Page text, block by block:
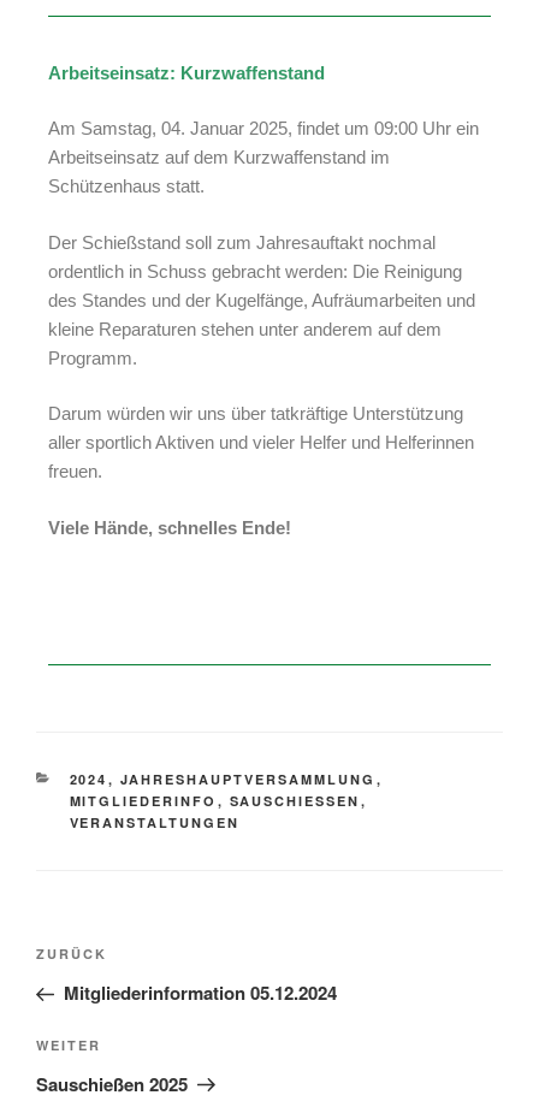
Arbeitseinsatz: Kurzwaffenstand
Am Samstag, 04. Januar 2025, findet um 09:00 Uhr ein
Arbeitseinsatz auf dem Kurzwaffenstand im
Schützenhaus statt.
Der Schießstand soll zum Jahresauftakt nochmal
ordentlich in Schuss gebracht werden: Die Reinigung
des Standes und der Kugelfänge, Aufräumarbeiten und
kleine Reparaturen stehen unter anderem auf dem
Programm.
Darum würden wir uns über tatkräftige Unterstützung
aller sportlich Aktiven und vieler Helfer und Helferinnen
freuen.
Viele Hände, schnelles Ende!
2024 , JAHRESHAUPTVERSAMMLUNG ,
MITGLIEDERINFO , SAUSCHIESSEN
,
VERANSTALTUNGEN
ZURÜCK
Mitgliederinformation 05.12.2024
WEITER
Sauschießen 2025